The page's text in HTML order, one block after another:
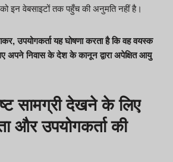
को इन वेबसाइटों तक पहुँच की अनुमति नहीं है।
उपयोगकर्ता यह घोषणा करता है कि वह वयस्क
अपने निवास के देश के कानून द्वारा अपेक्षित आयु
सामग्री देखने के लिए
उपयोगकर्ता की